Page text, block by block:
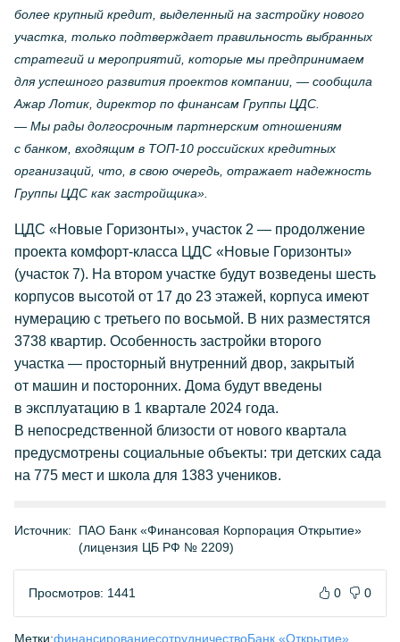
более крупный кредит, выделенный на застройку нового
участка, только подтверждает правильность выбранных
стратегий и мероприятий, которые мы предпринимаем
для успешного развития проектов компании, — сообщила
Ажар Лотик, директор по финансам Группы ЦДС.
— Мы рады долгосрочным партнерским отношениям
с банком, входящим в ТОП-10 российских кредитных
организаций, что, в свою очередь, отражает надежность
Группы ЦДС как застройщика».
ЦДС «Новые Горизонты», участок 2 — продолжение
проекта комфорт-класса ЦДС «Новые Горизонты»
(участок 7). На втором участке будут возведены шесть
корпусов высотой от 17 до 23 этажей, корпуса имеют
нумерацию с третьего по восьмой. В них разместятся
3738 квартир. Особенность застройки второго
участка — просторный внутренний двор, закрытый
от машин и посторонних. Дома будут введены
в эксплуатацию в 1 квартале 2024 года.
В непосредственной близости от нового квартала
предусмотрены социальные объекты: три детских сада
на 775 мест и школа для 1383 учеников.
Источник:
ПАО Банк «Финансовая Корпорация Открытие»
(лицензия ЦБ РФ № 2209)
Просмотров: 1441 0 0
Метки:финансированиесотрудничествоБанк «Открытие»